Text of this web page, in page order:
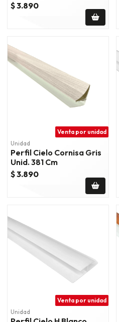
$ 3.890
Venta por unidad
Unidad
Perfil Cielo Cornisa Gris
Unid. 381 Cm
$ 3.890
Venta por unidad
Unidad